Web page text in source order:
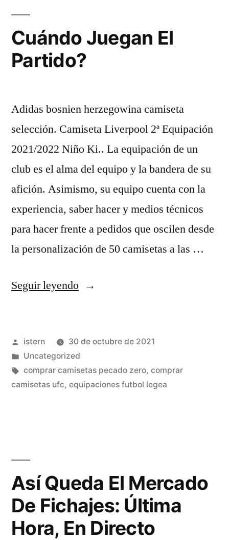
Cuándo Juegan El
Partido?
Adidas bosnien herzegowina camiseta
selección. Camiseta Liverpool 2ª Equipación
2021/2022 Niño Ki.. La equipación de un
club es el alma del equipo y la bandera de su
afición. Asimismo, su equipo cuenta con la
experiencia, saber hacer y medios técnicos
para hacer frente a pedidos que oscilen desde
la personalización de 50 camisetas a las …
Seguir leyendo«Cuándo
Partido?»
Publicado
por
istern
30 de octubre de 2021
Publicado
en
Uncategorized
Etiquetas:
comprar camisetas pecado zero, comprar
camisetas ufc, equipaciones futbol legea
Así Queda El Mercado
De Fichajes: Última
Hora, En Directo